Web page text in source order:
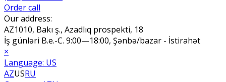
Order call
Our address:
AZ1010, Bakı ş., Azadlıq prospekti, 18
İş günləri B.e.-C. 9:00—18:00, Şənbə/bazar - İstirahət
×
Language: US
AZUSRU